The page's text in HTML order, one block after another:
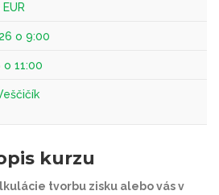
o 9:00
o 11:00
kurzu
tvorbu zisku alebo vás v